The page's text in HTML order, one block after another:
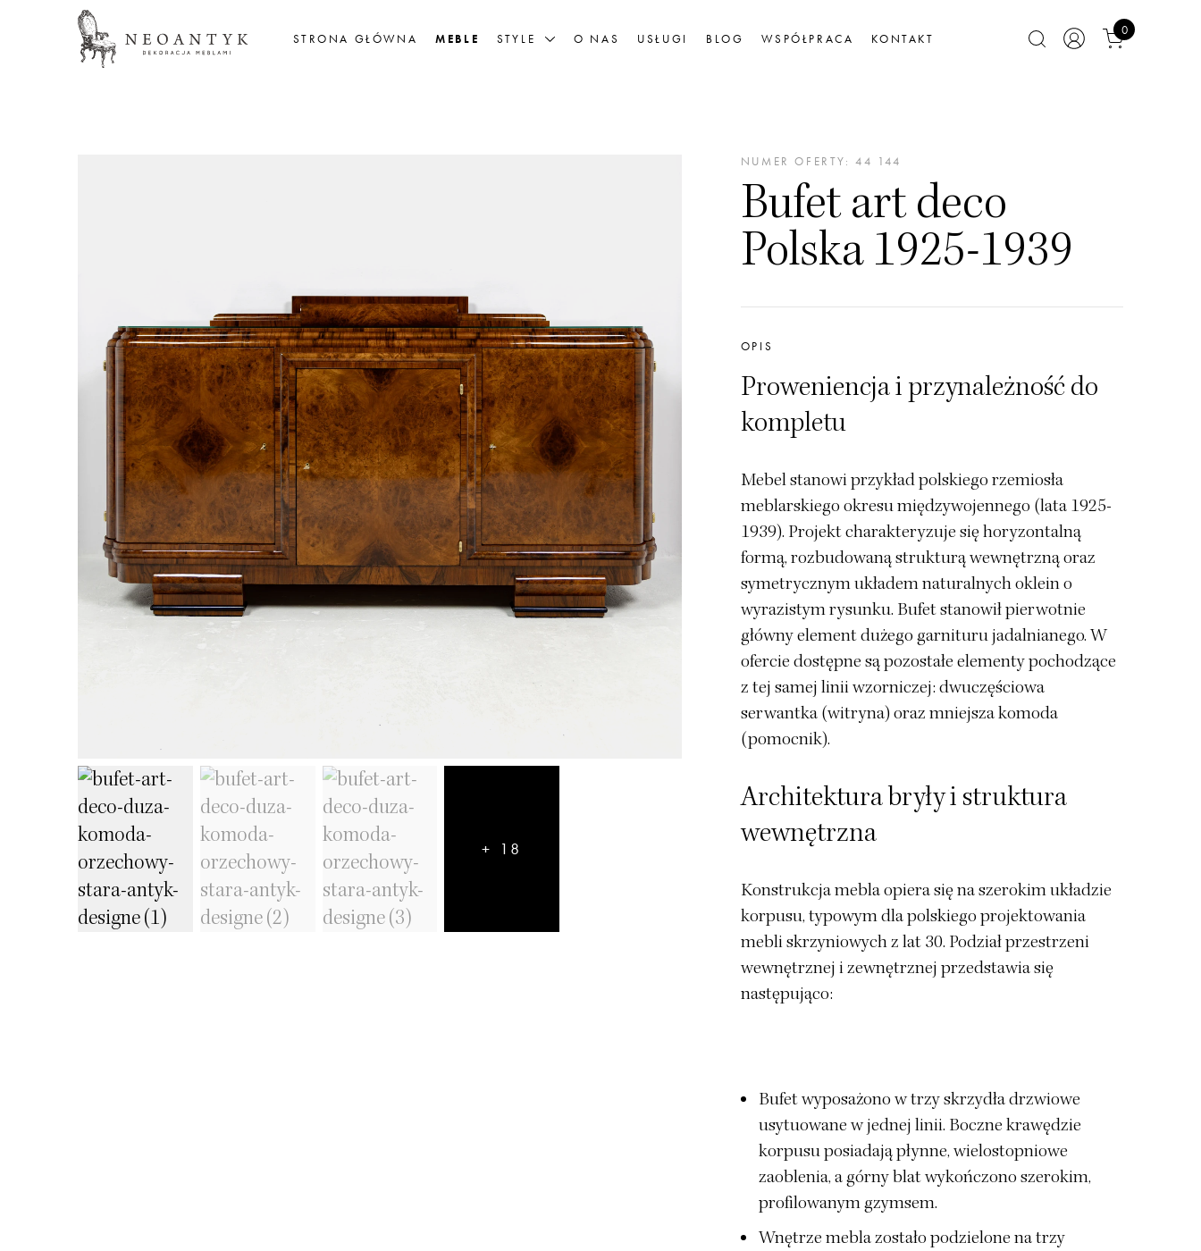
STRONA GŁÓWNA MEBLE STYLE O NAS USŁUGI BLOG WSPÓŁPRACA KONTAKT
0
+ 18
NUMER OFERTY: 44 144
Bufet art deco
Polska 1925-1939
OPIS
Proweniencja i przynależność do
kompletu
Mebel stanowi przykład polskiego rzemiosła
meblarskiego okresu międzywojennego (lata 1925-
1939). Projekt charakteryzuje się horyzontalną
formą, rozbudowaną strukturą wewnętrzną oraz
symetrycznym układem naturalnych oklein o
wyrazistym rysunku. Bufet stanowił pierwotnie
główny element dużego garnituru jadalnianego. W
ofercie dostępne są pozostałe elementy pochodzące
z tej samej linii wzorniczej: dwuczęściowa
serwantka (witryna) oraz mniejsza komoda
(pomocnik).
Architektura bryły i struktura
wewnętrzna
Konstrukcja mebla opiera się na szerokim układzie
korpusu, typowym dla polskiego projektowania
mebli skrzyniowych z lat 30. Podział przestrzeni
wewnętrznej i zewnętrznej przedstawia się
następująco:
Bufet wyposażono w trzy skrzydła drzwiowe
usytuowane w jednej linii. Boczne krawędzie
korpusu posiadają płynne, wielostopniowe
zaoblenia, a górny blat wykończono szerokim,
profilowanym gzymsem.
Wnętrze mebla zostało podzielone na trzy